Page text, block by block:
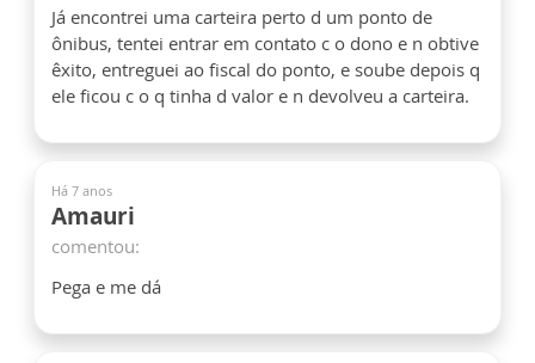
Já encontrei uma carteira perto d um ponto de
ônibus, tentei entrar em contato c o dono e n obtive
êxito, entreguei ao fiscal do ponto, e soube depois q
ele ficou c o q tinha d valor e n devolveu a carteira.
Há 7 anos
Amauri
comentou:
Pega e me dá